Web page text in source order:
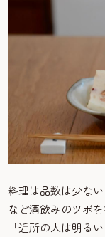
料理は品数は少な
など酒飲みのツボ
「近所の人は明る